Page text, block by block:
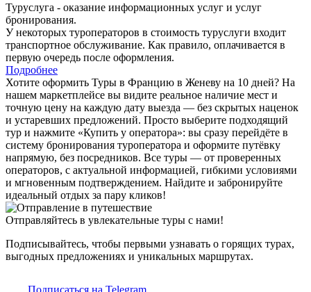
Туруслуга - оказание информационных услуг и услуг
бронирования.
У некоторых туроператоров в стоимость туруслуги входит
транспортное обслуживание. Как правило, оплачивается в
первую очередь после оформления.
Подробнее
Хотите оформить Туры в Францию в Женеву на 10 дней? На
нашем маркетплейсе вы видите реальное наличие мест и
точную цену на каждую дату выезда — без скрытых наценок
и устаревших предложений. Просто выберите подходящий
тур и нажмите «Купить у оператора»: вы сразу перейдёте в
систему бронирования туроператора и оформите путёвку
напрямую, без посредников. Все туры — от проверенных
операторов, с актуальной информацией, гибкими условиями
и мгновенным подтверждением. Найдите и забронируйте
идеальный отдых за пару кликов!
Отправляйтесь в увлекательные туры с нами!
Подписывайтесь, чтобы первыми узнавать о горящих турах,
выгодных предложениях и уникальных маршрутах.
Подписаться на Telegram